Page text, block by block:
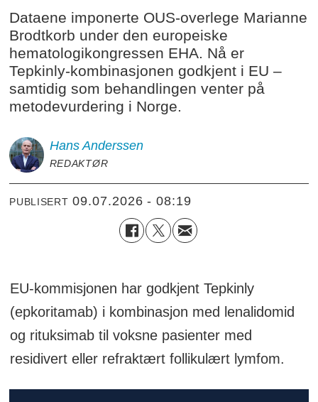
Dataene imponerte OUS-overlege Marianne
Brodtkorb under den europeiske
hematologikongressen EHA. Nå er
Tepkinly-kombinasjonen godkjent i EU –
samtidig som behandlingen venter på
metodevurdering i Norge.
Hans Anderssen
REDAKTØR
PUBLISERT 09.07.2026 - 08:19
EU-kommisjonen har godkjent Tepkinly
(epkoritamab) i kombinasjon med lenalidomid
og rituksimab til voksne pasienter med
residivert eller refraktært follikulært lymfom.